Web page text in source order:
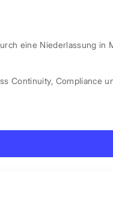
eine Niederlassung in
Continuity, Compliance